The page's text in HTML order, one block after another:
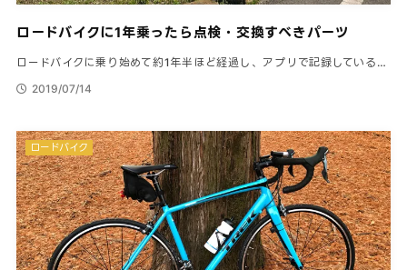
ロードバイクに1年乗ったら点検・交換すべきパーツ
ロードバイクに乗り始めて約1年半ほど経過し、アプリで記録している…
2019/07/14
ロードバイク